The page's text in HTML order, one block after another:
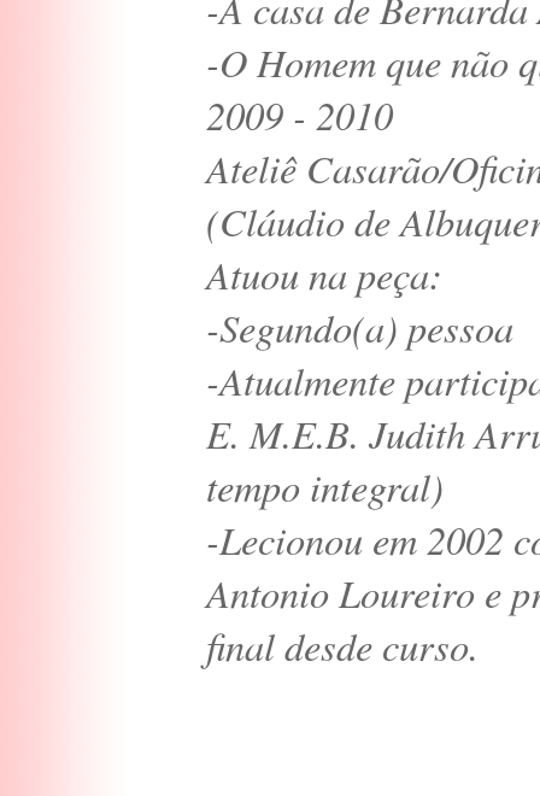
-O Homem que não
2009 - 2010
Ateliê Casarão/
(Cláudio de
Atuou na peça:
-Segundo(a) pessoa
-Atualmente
E. M.E.B. Judith
tempo integral)
-Lecionou em 2002
Antonio Loureiro e
final desde curso.